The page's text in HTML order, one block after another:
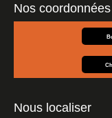
Nos coordonnées
Nous localiser